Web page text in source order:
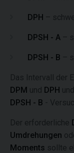
DPH –
DPSH - A –
DPSH - B –
Das Intervall der
DPM und DPH
DPSH - B -
Der erforderliche
Umdrehungen
Moments sollte